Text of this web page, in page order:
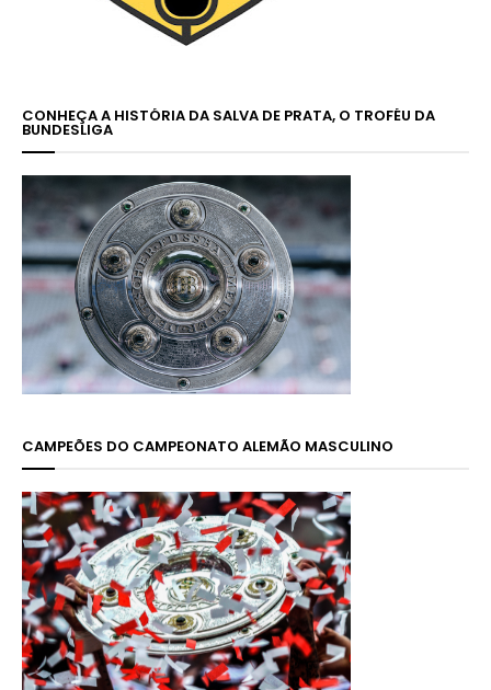
CONHEÇA A HISTÓRIA DA SALVA DE PRATA, O TROFÉU DA
BUNDESLIGA
CAMPEÕES DO CAMPEONATO ALEMÃO MASCULINO